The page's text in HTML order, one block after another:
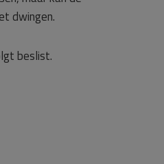
dwingen.
beslist.